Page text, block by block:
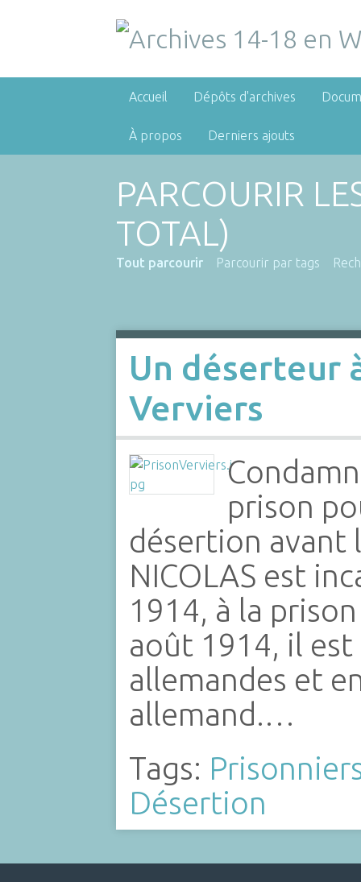
Accueil Dépôts d'archives
À propos Derniers ajouts
PARCOURIR
TOTAL)
Tout parcourir Parcourir par tags
Un déserteur
Verviers
prison
désertion avant
NICOLAS est
1914, à la
août 1914, il
allemandes et
allemand.…
Tags:
Désertion